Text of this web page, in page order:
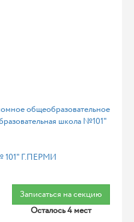
общеобразовательное
школа №101"
Г.ПЕРМИ
Записаться на секцию
Осталось 4 мест